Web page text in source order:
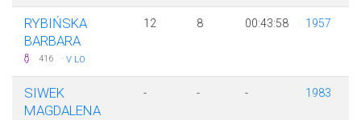
RYBIŃSKA
BARBARA
416 · V LO
12 8 00:43:58 1957
SIWEK
MAGDALENA
- - - 1983